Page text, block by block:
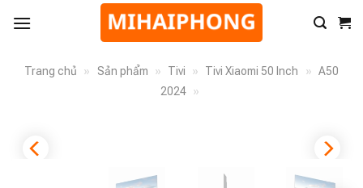
Trang chủ » Sản phẩm » Tivi » Tivi Xiaomi 50 Inch » A50
2024 »